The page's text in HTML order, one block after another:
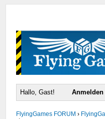
Hallo, Gast! Anmelden
FlyingGames FORUM ›